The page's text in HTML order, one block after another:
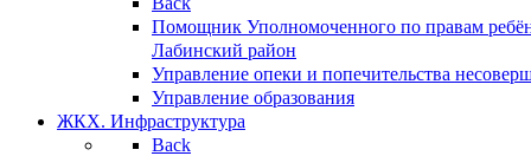
Помощник Уполномоченного по правам
Лабинский район
Управление опеки и попечительства
Управление образования
ЖКХ. Инфраструктура
Back